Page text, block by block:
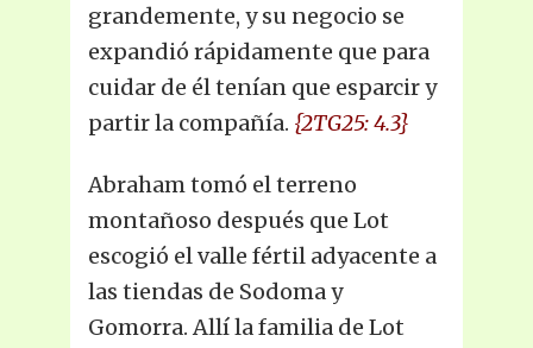
grandemente, y su negocio se
expandió rápidamente que para
cuidar de él tenían que esparcir y
partir la compañía. {2TG25: 4.3}
Abraham tomó el terreno
montañoso después que Lot
escogió el valle fértil adyacente a
las tiendas de Sodoma y
Gomorra. Allí la familia de Lot